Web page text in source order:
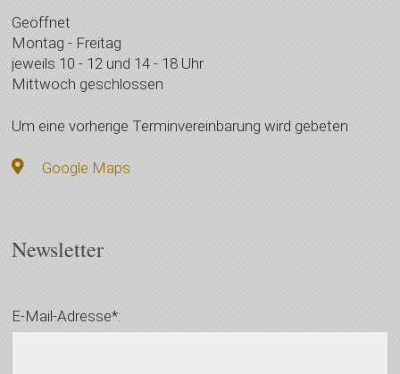
Geöffnet
Montag - Freitag
jeweils 10 - 12 und 14 - 18 Uhr
Mittwoch geschlossen
Um eine vorherige Terminvereinbarung wird gebeten
Google Maps
Newsletter
E-Mail-Adresse*: